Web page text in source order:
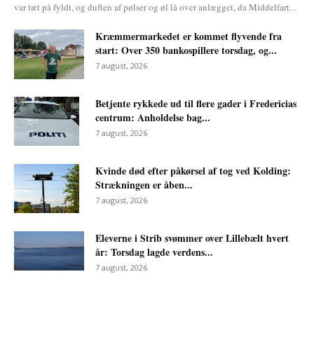
var tæt på fyldt, og duften af pølser og øl lå over anlægget, da Middelfart...
Kræmmermarkedet er kommet flyvende fra
start: Over 350 bankospillere torsdag, og...
7 august, 2026
Betjente rykkede ud til flere gader i Fredericias
centrum: Anholdelse bag...
7 august, 2026
Kvinde død efter påkørsel af tog ved Kolding:
Strækningen er åben...
7 august, 2026
Eleverne i Strib svømmer over Lillebælt hvert
år: Torsdag lagde verdens...
7 august, 2026